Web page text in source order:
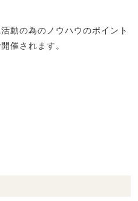
動の為のノウハウのポイント
催されます。